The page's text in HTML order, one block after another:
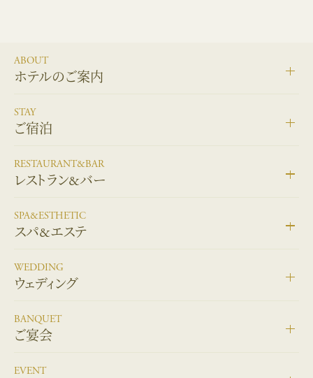
ABOUT
ホテルのご案内
STAY
ご宿泊
RESTAURANT&BAR
レストラン&バー
SPA&ESTHETIC
スパ&エステ
WEDDING
ウェディング
BANQUET
ご宴会
EVENT